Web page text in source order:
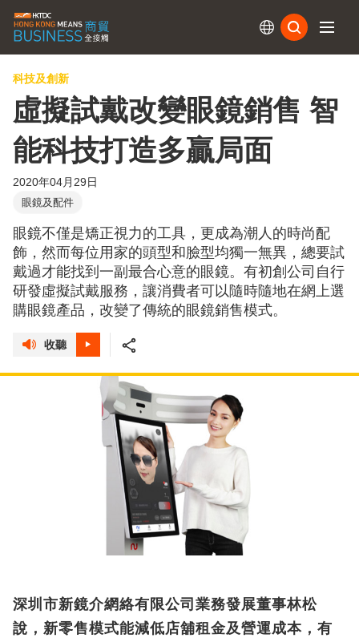
科技及創新
虛擬試戴改變眼鏡銷售 智
能科技打造多贏局面
2020年04月29日
眼鏡及配件
眼鏡不僅是矯正視力的工具，更成為潮人的時尚配
飾，然而每位用家的頭型和臉型均獨一無異，總要試
戴過才能找到一副最合心意的眼鏡。有初創公司自行
研發虛擬試戴服務，讓消費者可以隨時隨地在網上選
購眼鏡產品，改變了傳統的眼鏡銷售模式。
收聽
深圳市新鏡介網絡有限公司業務發展董事林松
說，新零售模式能減低店舖租金及營運成本，有